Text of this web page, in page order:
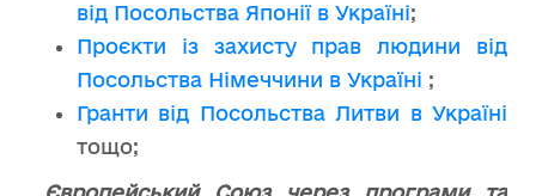
від Посольства Японії в Україні;
Проєкти із захисту прав людини від
Посольства Німеччини в Україні ;
Гранти від Посольства Литви в Україні
тощо;